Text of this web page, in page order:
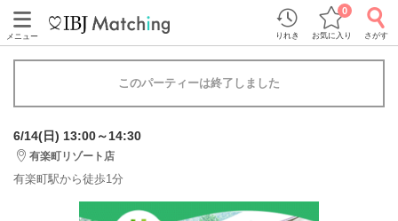
メニュー りれき お気に入り
0
さがす
このパーティーは終了しました
6/14(日) 13:00～14:30
有楽町リゾート店
有楽町駅から徒歩1分